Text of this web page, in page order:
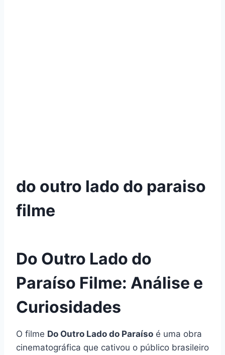
do outro lado do paraiso
filme
Do Outro Lado do
Paraíso Filme: Análise e
Curiosidades
O filme Do Outro Lado do Paraíso é uma obra
cinematográfica que cativou o público brasileiro